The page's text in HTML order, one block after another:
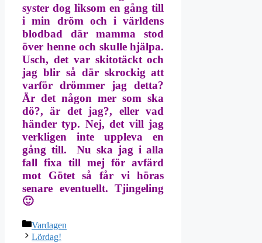
syster dog liksom en gång till
i min dröm och i världens
blodbad där mamma stod
över henne och skulle hjälpa.
Usch, det var skitotäckt och
jag blir så där skrockig att
varför drömmer jag detta?
Är det någon mer som ska
dö?, är det jag?, eller vad
händer typ. Nej, det vill jag
verkligen inte uppleva en
gång till. Nu ska jag i alla
fall fixa till mej för avfärd
mot Götet så får vi höras
senare eventuellt. Tjingeling
🙂
Kategorier
Vardagen
Lördag!